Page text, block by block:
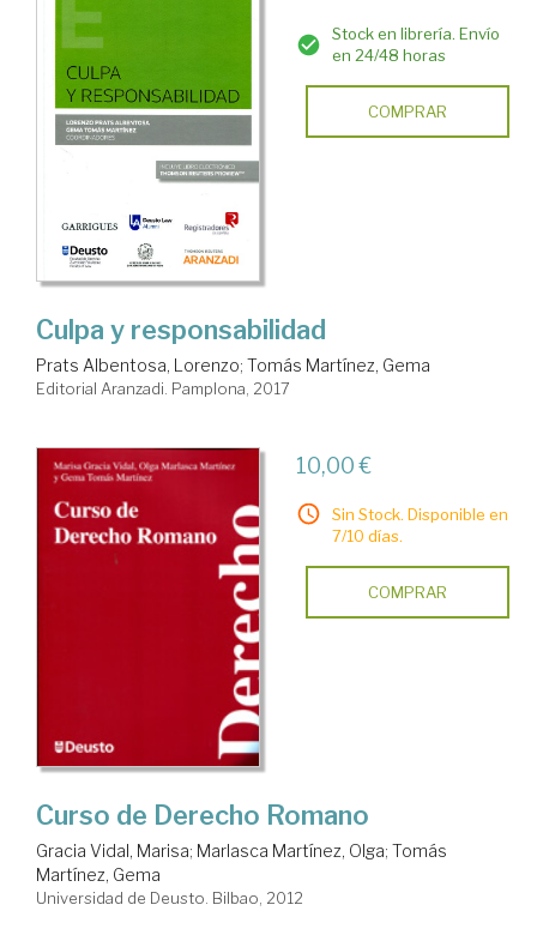
Stock en librería. Envío
en 24/48 horas
COMPRAR
Culpa y responsabilidad
Prats Albentosa, Lorenzo; Tomás Martínez, Gema
Editorial Aranzadi. Pamplona, 2017
10,00 €
Sin Stock. Disponible en
7/10 días.
COMPRAR
Curso de Derecho Romano
Gracia Vidal, Marisa; Marlasca Martínez, Olga; Tomás
Martínez, Gema
Universidad de Deusto. Bilbao, 2012